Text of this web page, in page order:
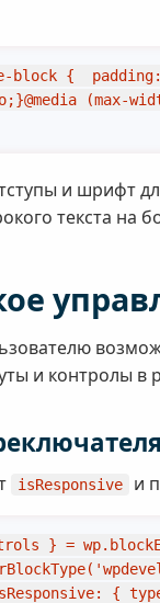
block {
и шрифт
текста на
и контролы в
isResponsive и
} =
{